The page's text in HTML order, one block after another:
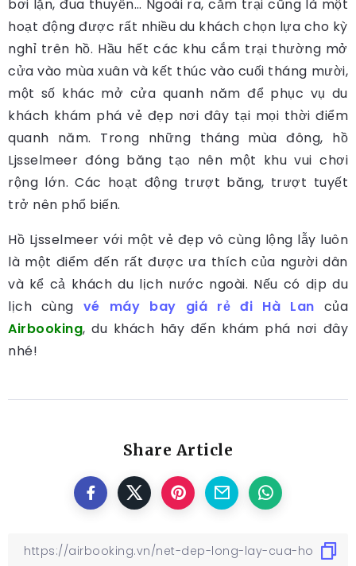
bơi lặn, đua thuyền… Ngoài ra, cắm trại cũng là một
hoạt động được rất nhiều du khách chọn lựa cho kỳ
nghỉ trên hồ. Hầu hết các khu cắm trại thường mở
cửa vào mùa xuân và kết thúc vào cuối tháng mười,
một số khác mở cửa quanh năm để phục vụ du
khách khám phá vẻ đẹp nơi đây tại mọi thời điểm
quanh năm. Trong những tháng mùa đông, hồ
Ljsselmeer đóng băng tạo nên một khu vui chơi
rộng lớn. Các hoạt động trượt băng, trượt tuyết
trở nên phổ biến.
Hồ Ljsselmeer với một vẻ đẹp vô cùng lộng lẫy luôn
là một điểm đến rất được ưa thích của người dân
và kể cả khách du lịch nước ngoài. Nếu có dịp du
lịch cùng vé máy bay giá rẻ đi Hà Lan của
Airbooking, du khách hãy đến khám phá nơi đây
nhé!
Share Article